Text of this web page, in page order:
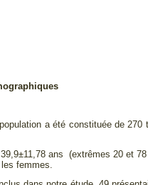
a été constituée de
39,9±11,78 ans (extrêmes 20 et
femmes.